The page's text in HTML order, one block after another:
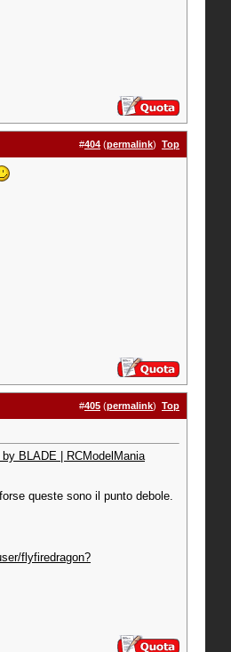
#404 (permalink) Top
#405 (permalink) Top
BLADE | RCModelMania
queste sono il punto debole.
flyfiredragon?